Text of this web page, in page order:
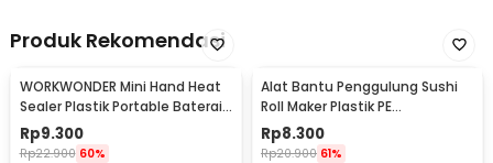
Produk Rekomendasi
WORKWONDER Mini Hand Heat
Sealer Plastik Portable Baterai
AA - LX2000A
Rp9.300
Rp22.900 60%
Alat Bantu Penggulung Sushi
Roll Maker Plastik PE
22x20.5x0.1cm - E1119
Rp8.300
Rp20.900 61%